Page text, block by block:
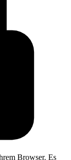
Browser. Es